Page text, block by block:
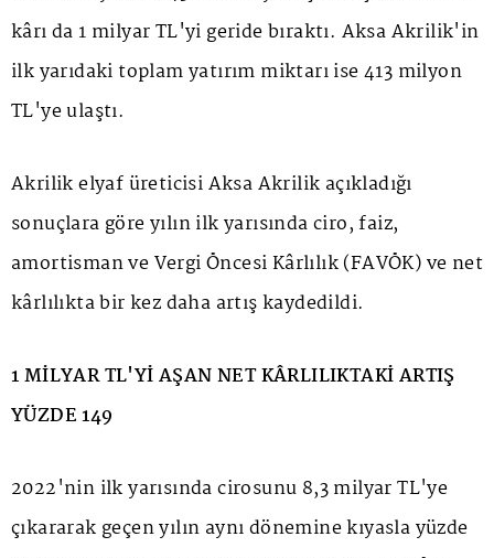
kârı da 1 milyar TL'yi geride bıraktı. Aksa Akrilik'in
ilk yarıdaki toplam yatırım miktarı ise 413 milyon
TL'ye ulaştı.
Akrilik elyaf üreticisi Aksa Akrilik açıkladığı
sonuçlara göre yılın ilk yarısında ciro, faiz,
amortisman ve Vergi Öncesi Kârlılık (FAVÖK) ve net
kârlılıkta bir kez daha artış kaydedildi.
1 MİLYAR TL'Yİ AŞAN NET KÂRLILIKTAKİ ARTIŞ
YÜZDE 149
2022'nin ilk yarısında cirosunu 8,3 milyar TL'ye
çıkararak geçen yılın aynı dönemine kıyasla yüzde